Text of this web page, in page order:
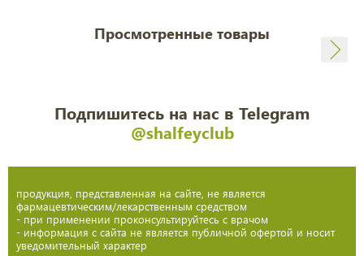
Просмотренные товары
Подпишитесь на нас в Telegram
@shalfeyclub
продукция, представленная на сайте, не является
фармацевтическим/лекарственным средством
- при применении проконсультируйтесь с врачом
- информация с сайта не является публичной офертой и носит
уведомительный характер